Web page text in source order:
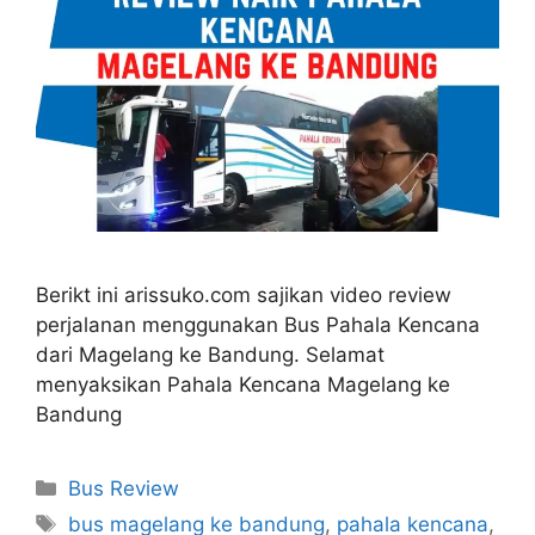
Berikt ini arissuko.com sajikan video review
perjalanan menggunakan Bus Pahala Kencana
dari Magelang ke Bandung. Selamat
menyaksikan Pahala Kencana Magelang ke
Bandung
Categories
Bus Review
Tags
bus magelang ke bandung, pahala kencana,